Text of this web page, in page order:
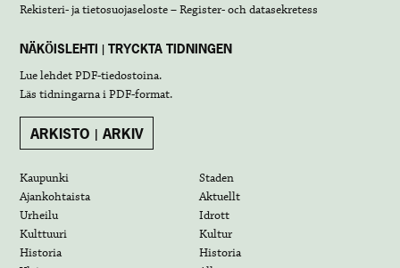
Rekisteri- ja tietosuojaseloste – Register- och datasekretess
NÄKÖISLEHTI | TRYCKTA TIDNINGEN
Lue lehdetPDF-tiedostoina.
Läs tidningarna iPDF-format.
ARKISTO | ARKIV
Kaupunki
Staden
Ajankohtaista
Aktuellt
Urheilu
Idrott
Kulttuuri
Kultur
Historia
Historia